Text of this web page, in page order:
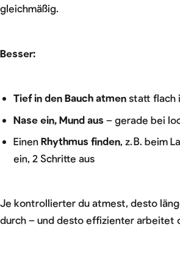
gleichmäßig.
Besser:
Tief in den Bauch atmen statt flach
Nase ein, Mund aus – gerade bei
EinenRhythmus finden, z. B. beim
ein, 2 Schritte aus
Je kontrollierter du atmest, desto
durch – und desto effizienter arbeitet